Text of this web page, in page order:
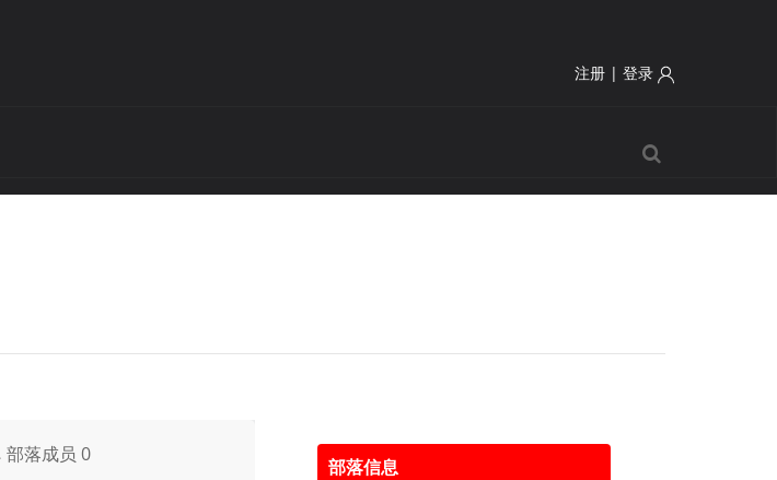
注册| 登录
部落成员0
部落信息